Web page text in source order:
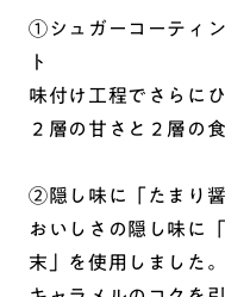
①シュガーコーティ
ト
味付け工程でさらに
２層の甘さと２層の
②隠し味に「たまり醤
おいしさの隠し味に
末」を使用しました